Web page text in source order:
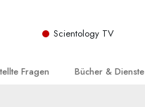
Scientology TV
Fragen Bücher & Dienste